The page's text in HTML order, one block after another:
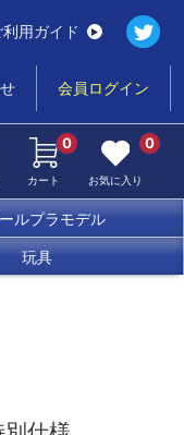
利用ガイド
会員ログイン
カート
0
お気に入り
0
ルプラモデル
玩具